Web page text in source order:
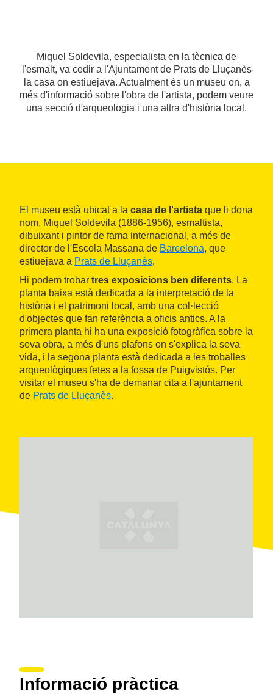
Miquel Soldevila, especialista en la tècnica de
l'esmalt, va cedir a l'Ajuntament de Prats de Lluçanès
la casa on estiuejava. Actualment és un museu on, a
més d'informació sobre l'obra de l'artista, podem veure
una secció d'arqueologia i una altra d'història local.
El museu està ubicat a la casa de l'artista que li dona
nom, Miquel Soldevila (1886-1956), esmaltista,
dibuixant i pintor de fama internacional, a més de
director de l'Escola Massana de Barcelona, que
estiuejava a Prats de Lluçanès.
Hi podem trobar tres exposicions ben diferents. La
planta baixa està dedicada a la interpretació de la
història i el patrimoni local, amb una col·lecció
d'objectes que fan referència a oficis antics. A la
primera planta hi ha una exposició fotogràfica sobre la
seva obra, a més d'uns plafons on s'explica la seva
vida, i la segona planta està dedicada a les troballes
arqueològiques fetes a la fossa de Puigvistós. Per
visitar el museu s'ha de demanar cita a l'ajuntament
de Prats de Lluçanès.
Informació pràctica